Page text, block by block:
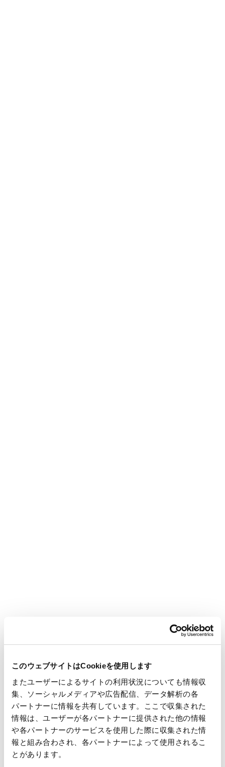
このウェブサイトはCookieを使用します
またユーザーによるサイトの利用状況についても情報収
集、ソーシャルメディアや広告配信、データ解析の各
パートナーに情報を共有しています。ここで収集された
情報は、ユーザーが各パートナーに提供された他の情報
や各パートナーのサービスを使用した際に収集された情
報と組み合わされ、各パートナーによって使用されるこ
とがあります。